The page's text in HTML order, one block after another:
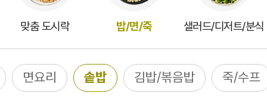
맞춤 도시락 밥/면/죽 샐러드/디저트/분식
면요리 솥밥 김밥/볶음밥 죽/수프